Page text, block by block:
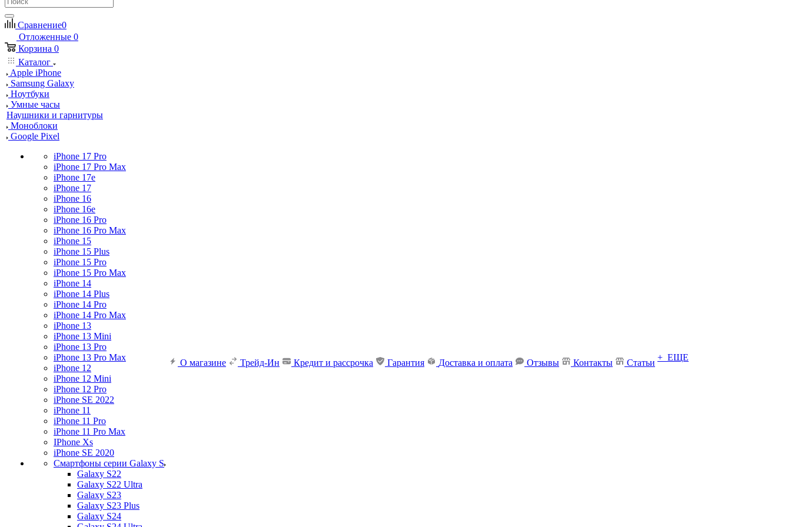
Сравнение0
Отложенные 0
Корзина 0
Каталог
Apple iPhone
Samsung Galaxy
Ноутбуки
Умные часы
Наушники и гарнитуры
Моноблоки
Google Pixel
iPhone 17 Pro
iPhone 17 Pro Max
iPhone 17e
iPhone 17
iPhone 16
iPhone 16e
iPhone 16 Pro
iPhone 16 Pro Max
iPhone 15
iPhone 15 Plus
iPhone 15 Pro
iPhone 15 Pro Max
iPhone 14
iPhone 14 Plus
iPhone 14 Pro
iPhone 14 Pro Max
iPhone 13
iPhone 13 Mini
iPhone 13 Pro
iPhone 13 Pro Max
iPhone 12
iPhone 12 Mini
iPhone 12 Pro
iPhone SE 2022
iPhone 11
iPhone 11 Pro
iPhone 11 Pro Max
IPhone Xs
iPhone SE 2020
Смартфоны серии Galaxy S
Galaxy S22
Galaxy S22 Ultra
Galaxy S23
Galaxy S23 Plus
Galaxy S24
О магазине Трейд-Ин Кредит и рассрочка Гарантия Доставка и оплата Отзывы Контакты Статьи
+ ЕЩЕ